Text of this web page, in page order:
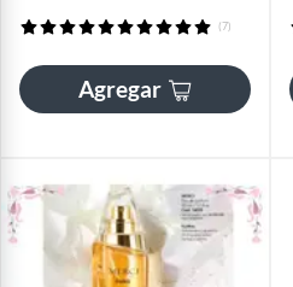
(7)
Agregar